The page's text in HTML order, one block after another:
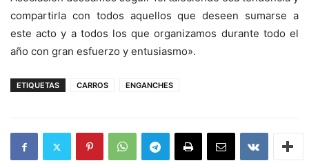
compartirla con todos aquellos que deseen sumarse a
este acto y a todos los que organizamos durante todo el
año con gran esfuerzo y entusiasmo».
ETIQUETAS CARROS ENGANCHES